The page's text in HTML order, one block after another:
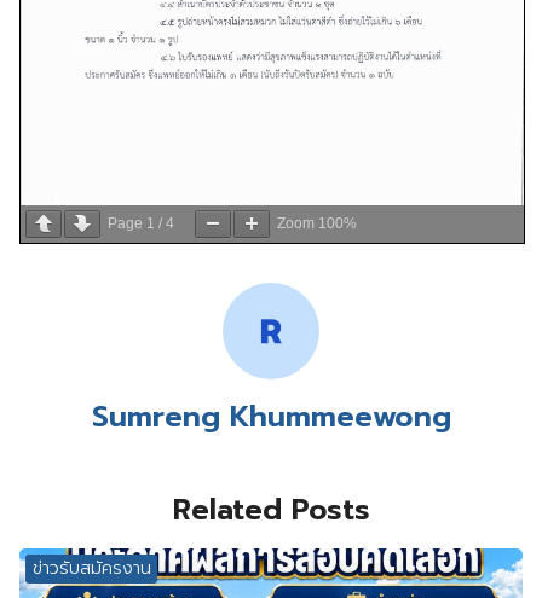
Page 1 / 4 Zoom 100%
Sumreng Khummeewong
Related Posts
ข่าวรับสมัครงาน